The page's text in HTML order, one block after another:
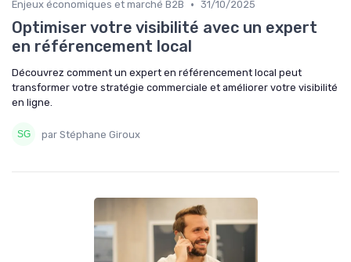
Enjeux économiques et marché B2B • 31/10/2025
Optimiser votre visibilité avec un expert
en référencement local
Découvrez comment un expert en référencement local peut
transformer votre stratégie commerciale et améliorer votre visibilité
en ligne.
par Stéphane Giroux